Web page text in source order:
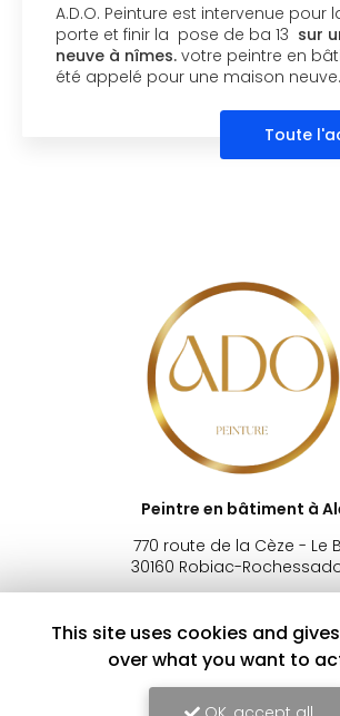
A.D.O. Peinture est intervenue pour
porte et finir la pose de ba 13 sur
neuve à nîmes. votre peintre en
été appelé pour une maison
Toute
Peintre en bâtiment à
770 route de la Cèze - Le
30160 Robiac-
Lundi au samedi :
7h - 20h
This site uses cookies and
over what you want to